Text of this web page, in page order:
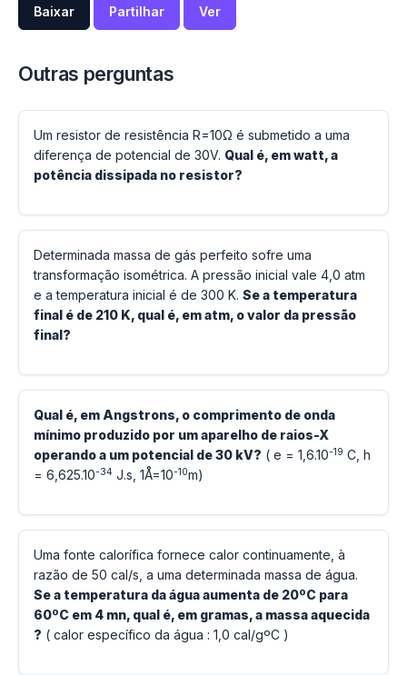
Baixar Partilhar Ver
Outras perguntas
Um resistor de resistência R=10Ω é submetido a uma
diferença de potencial de 30V. Qual é, em watt, a
potência dissipada no resistor?
Determinada massa de gás perfeito sofre uma
transformação isométrica. A pressão inicial vale 4,0 atm
e a temperatura inicial é de 300 K. Se a temperatura
final é de 210 K, qual é, em atm, o valor da pressão
final?
Qual é, em Angstrons, o comprimento de onda
mínimo produzido por um aparelho de raios-X
operando a um potencial de 30 kV? ( e = 1,6.10-19 C, h
= 6,625.10-34 J.s, 1Å=10-10m)
Uma fonte calorífica fornece calor continuamente, à
razão de 50 cal/s, a uma determinada massa de água.
Se a temperatura da água aumenta de 20ºC para
60ºC em 4 mn, qual é, em gramas, a massa aquecida
? ( calor específico da água : 1,0 cal/gºC )